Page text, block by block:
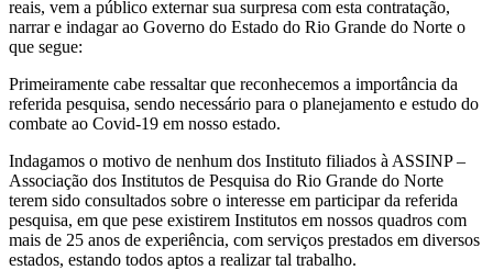
reais, vem a público externar sua surpresa com esta contratação,
narrar e indagar ao Governo do Estado do Rio Grande do Norte o
que segue:
Primeiramente cabe ressaltar que reconhecemos a importância da
referida pesquisa, sendo necessário para o planejamento e estudo do
combate ao Covid-19 em nosso estado.
Indagamos o motivo de nenhum dos Instituto filiados à ASSINP –
Associação dos Institutos de Pesquisa do Rio Grande do Norte
terem sido consultados sobre o interesse em participar da referida
pesquisa, em que pese existirem Institutos em nossos quadros com
mais de 25 anos de experiência, com serviços prestados em diversos
estados, estando todos aptos a realizar tal trabalho.